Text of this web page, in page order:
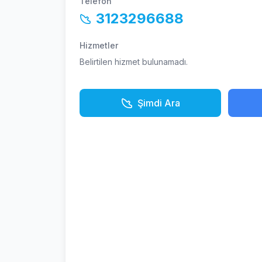
3123296688
Hizmetler
Belirtilen hizmet bulunamadı.
Şimdi Ara